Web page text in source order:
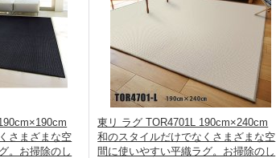
さまざまな空
。お掃除のし
東リ ラグ TOR4701L 190cm×240cm
和のスタイルだけでなくさまざまな空
間に使いやすい平織ラグ。お掃除のし